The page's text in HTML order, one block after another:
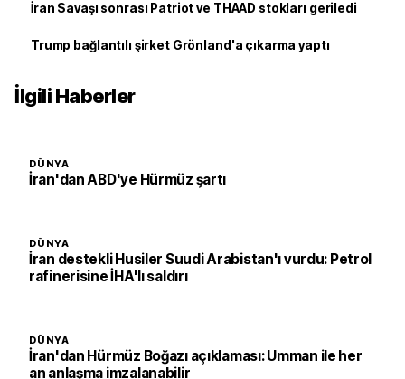
İran Savaşı sonrası Patriot ve THAAD stokları geriledi
Trump bağlantılı şirket Grönland'a çıkarma yaptı
İlgili Haberler
DÜNYA
İran'dan ABD'ye Hürmüz şartı
DÜNYA
İran destekli Husiler Suudi Arabistan'ı vurdu: Petrol
rafinerisine İHA'lı saldırı
DÜNYA
İran'dan Hürmüz Boğazı açıklaması: Umman ile her
an anlaşma imzalanabilir